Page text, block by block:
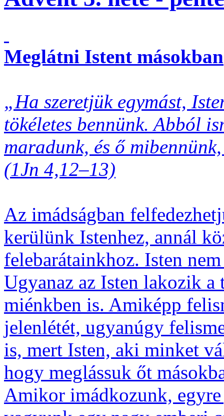
Meglátni Istent másokban
„Ha szeretjük egymást,
tökéletes bennünk. Abból
maradunk, és ő
(1Jn 4,12–13)
Az imádságban
kerülünk Istenhez, annál
felebarátainkhoz. Isten
Ugyanaz az Isten lakozik a
miénkben is. Amiképp
jelenlétét, ugyanúgy
is, mert Isten, aki minket
hogy meglássuk őt
Amikor imádkozunk,